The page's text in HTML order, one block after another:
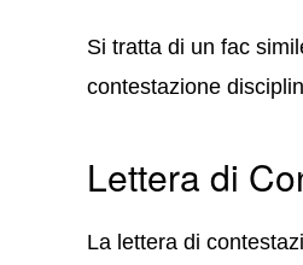
Si tratta di un fac
contestazione
Lettera di
La lettera di